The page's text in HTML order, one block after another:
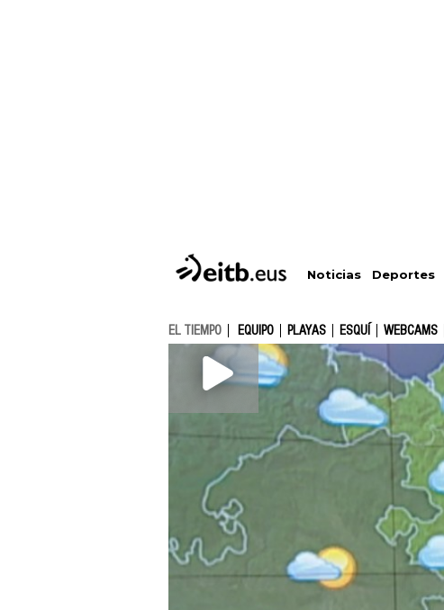
Noticias Deportes
EL TIEMPO EQUIPO PLAYAS ESQUÍ WEBCAMS